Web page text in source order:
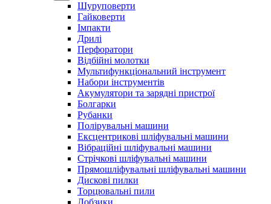
Шуруповерти
Гайковерти
Імпакти
Дрилі
Перфоратори
Відбійні молотки
Мультифункціональний інструмент
Набори інструментів
Акумулятори та зарядні пристрої
Болгарки
Рубанки
Полірувальні машини
Ексцентрикові шліфувальні машини
Вібраційні шліфувальні машини
Стрічкові шліфувальні машини
Прямошліфувальні шліфувальні машини
Дискові пилки
Торцювальні пили
Лобзики